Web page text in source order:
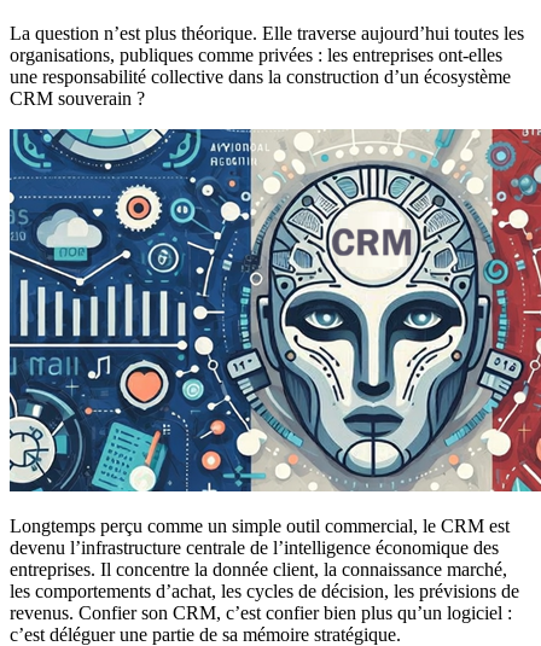
Email
La question n’est plus théorique. Elle traverse aujourd’hui toutes les
organisations, publiques comme privées : les entreprises ont-elles
une responsabilité collective dans la construction d’un écosystème
CRM souverain ?
Longtemps perçu comme un simple outil commercial, le CRM est
devenu l’infrastructure centrale de l’intelligence économique des
entreprises. Il concentre la donnée client, la connaissance marché,
les comportements d’achat, les cycles de décision, les prévisions de
revenus. Confier son CRM, c’est confier bien plus qu’un logiciel :
c’est déléguer une partie de sa mémoire stratégique.